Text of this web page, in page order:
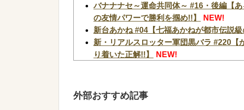
バナナナセ～運命共同体～ #16・後編【
の友情パワーで勝利を掴め!!】
NEW!
新台あかね #04【七福あかねが都市伝説級
新・リアルスロッター軍団黒バラ #220【
り着いた正解!!】
NEW!
【悲報】積水ハウス「地面師に55億円騙
→結果ｗｗｗｗ
外部おすすめ記事